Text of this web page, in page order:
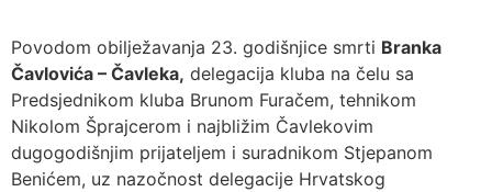
Povodom obilježavanja 23. godišnjice smrti Branka
Čavlovića – Čavleka, delegacija kluba na čelu sa
Predsjednikom kluba Brunom Furačem, tehnikom
Nikolom Šprajcerom i najbližim Čavlekovim
dugogodišnjim prijateljem i suradnikom Stjepanom
Benićem, uz nazočnost delegacije Hrvatskog